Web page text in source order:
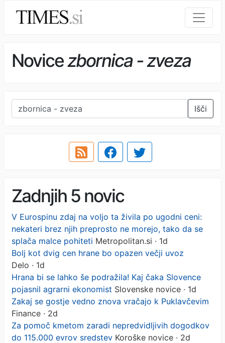
Novicezbornica - zveza
Išči
Zadnjih 5 novic
V Eurospinu zdaj na voljo ta živila po ugodni ceni:
nekateri brez njih preprosto ne morejo, tako da se
splača malce pohiteti Metropolitan.si · 1d
Bolj kot dvig cen hrane bo opazen večji uvoz
Delo · 1d
Hrana bi se lahko še podražila! Kaj čaka Slovence
pojasnil agrarni ekonomist Slovenske novice · 1d
Zakaj se gostje vedno znova vračajo k Puklavčevim
Finance · 2d
Za pomoč kmetom zaradi nepredvidljivih dogodkov
do 115.000 evrov sredstev Koroške novice · 2d